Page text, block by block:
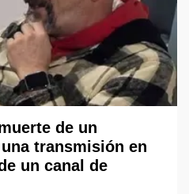
de un
transmisión en
un canal de